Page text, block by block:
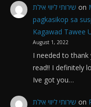
שירותי ליווי אילת on
pagkasikop sa
Kagawad Tawee
August 1, 2022
I needed to
read!! I definitely
Ive got you…
שירותי ליווי אילת on